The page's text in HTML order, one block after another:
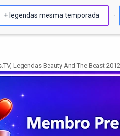
+ legendas mesma temporada ·
, Legendas Beauty And The Beast 2012